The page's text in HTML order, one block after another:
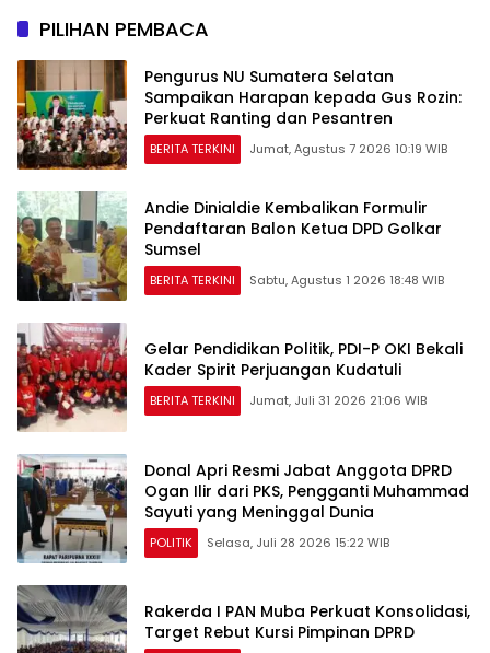
PILIHAN PEMBACA
Pengurus NU Sumatera Selatan
Sampaikan Harapan kepada Gus Rozin:
Perkuat Ranting dan Pesantren
BERITA TERKINI Jumat, Agustus 7 2026 10:19 WIB
Andie Dinialdie Kembalikan Formulir
Pendaftaran Balon Ketua DPD Golkar
Sumsel
BERITA TERKINI Sabtu, Agustus 1 2026 18:48 WIB
Gelar Pendidikan Politik, PDI-P OKI Bekali
Kader Spirit Perjuangan Kudatuli
BERITA TERKINI Jumat, Juli 31 2026 21:06 WIB
Donal Apri Resmi Jabat Anggota DPRD
Ogan Ilir dari PKS, Pengganti Muhammad
Sayuti yang Meninggal Dunia
POLITIK Selasa, Juli 28 2026 15:22 WIB
Rakerda I PAN Muba Perkuat Konsolidasi,
Target Rebut Kursi Pimpinan DPRD